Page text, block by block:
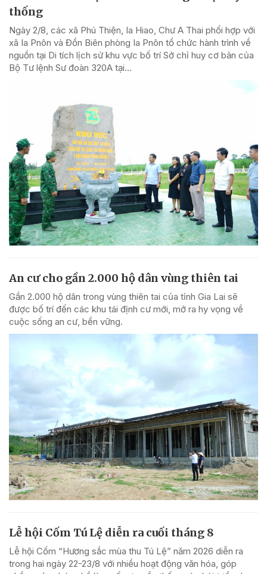
thống
Ngày 2/8, các xã Phú Thiện, Ia Hiao, Chư A Thai phối hợp với
xã Ia Pnôn và Đồn Biên phòng Ia Pnôn tổ chức hành trình về
nguồn tại Di tích lịch sử khu vực bố trí Sở chỉ huy cơ bản của
Bộ Tư lệnh Sư đoàn 320A tại...
An cư cho gần 2.000 hộ dân vùng thiên tai
Gần 2.000 hộ dân trong vùng thiên tai của tỉnh Gia Lai sẽ
được bố trí đến các khu tái định cư mới, mở ra hy vọng về
cuộc sống an cư, bền vững.
Lễ hội Cốm Tú Lệ diễn ra cuối tháng 8
Lễ hội Cốm “Hương sắc mùa thu Tú Lệ” năm 2026 diễn ra
trong hai ngày 22-23/8 với nhiều hoạt động văn hóa, góp